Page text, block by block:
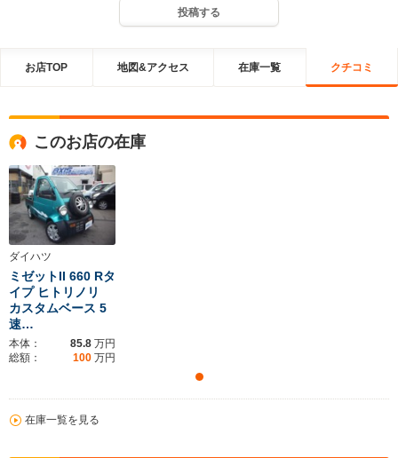
投稿する
お店TOP 地図&アクセス 在庫一覧 クチコミ
このお店の在庫
ダイハツ
ミゼットII 660 Rタ
イプ ヒトリノリ
カスタムベース 5
速…
本体： 85.8 万円
総額：
100 万円
在庫一覧を見る